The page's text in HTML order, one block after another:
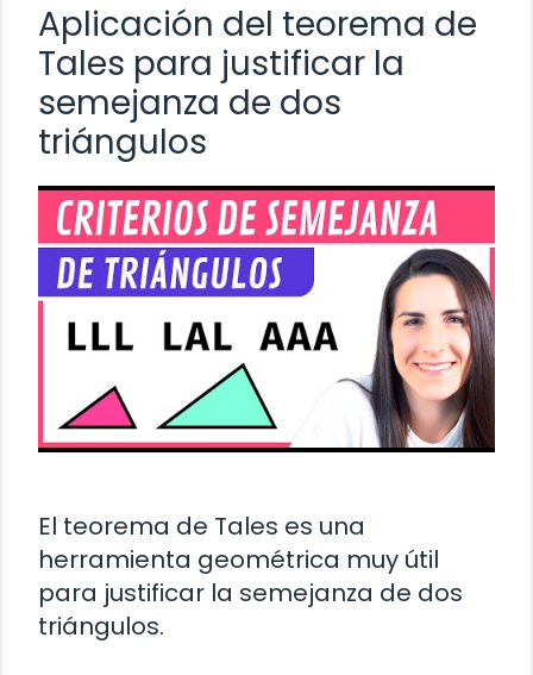
Aplicación del teorema de
Tales para justificar la
semejanza de dos
triángulos
El teorema de Tales es una
herramienta geométrica muy útil
para justificar la semejanza de dos
triángulos.